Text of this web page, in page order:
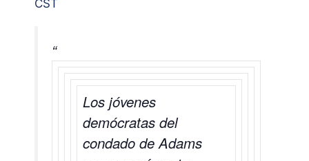
CST
Los jóvenes
demócratas del
condado de Adams